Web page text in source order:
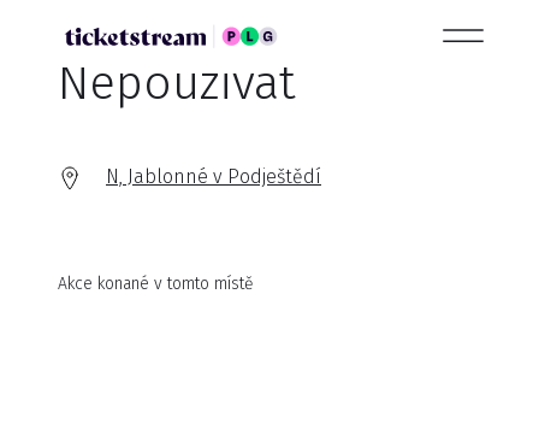
Nepouzivat
N, Jablonné v Podještědí
Akce konané v tomto místě